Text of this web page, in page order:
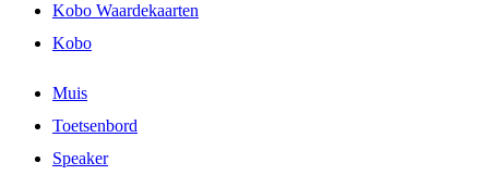
Kobo Waardekaarten
Kobo
Muis
Toetsenbord
Speaker